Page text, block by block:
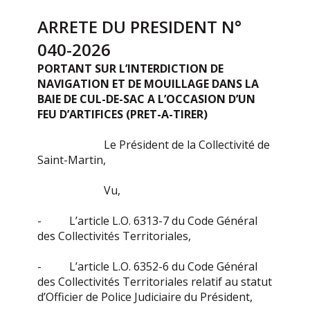
ARRETE DU PRESIDENT N°
040-2026
PORTANT SUR L’INTERDICTION DE
NAVIGATION ET DE MOUILLAGE DANS LA
BAIE DE CUL-DE-SAC A L’OCCASION D’UN
FEU D’ARTIFICES (PRET-A-TIRER)
Le Président de la Collectivité de
Saint-Martin,
Vu,
- L’article L.O. 6313-7 du Code Général
des Collectivités Territoriales,
- L’article L.O. 6352-6 du Code Général
des Collectivités Territoriales relatif au statut
d’Officier de Police Judiciaire du Président,